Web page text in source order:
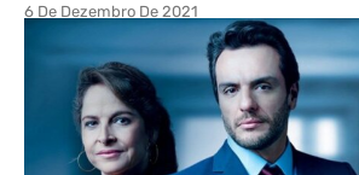
6 De Dezembro De 2021